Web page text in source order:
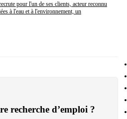
pour l'un de ses clients, acteur reconnu
à l'eau et à l'environnement, un
recherche d’emploi ?